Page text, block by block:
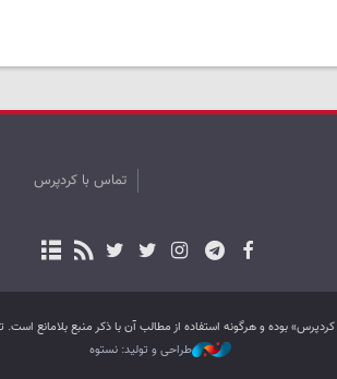
تماس با کردپرس
کردپرس» بوده و هرگونه استفاده از مطالب آن با ذکر منبع
طراحی و تولید: نستوه